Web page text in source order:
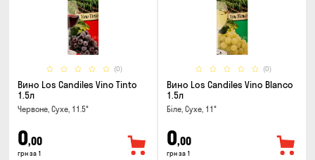
(0)
Вино Los Candiles Vino Tinto
1.5л
Червоне, Сухе, 11.5°
0,00
грн за 1
(0)
Вино Los Candiles Vino Blanco
1.5л
Біле, Сухе, 11°
0,00
грн за 1